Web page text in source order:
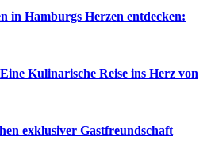
in Hamburgs Herzen entdecken:
Kulinarische Reise ins Herz von
exklusiver Gastfreundschaft